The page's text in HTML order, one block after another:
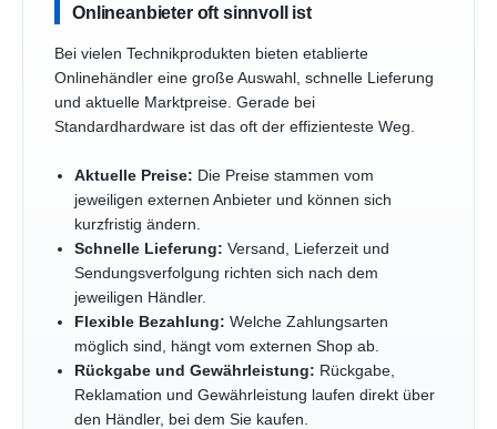
Onlineanbieter oft sinnvoll ist
Bei vielen Technikprodukten bieten etablierte
Onlinehändler eine große Auswahl, schnelle Lieferung
und aktuelle Marktpreise. Gerade bei
Standardhardware ist das oft der effizienteste Weg.
Aktuelle Preise: Die Preise stammen vom
jeweiligen externen Anbieter und können sich
kurzfristig ändern.
Schnelle Lieferung: Versand, Lieferzeit und
Sendungsverfolgung richten sich nach dem
jeweiligen Händler.
Flexible Bezahlung: Welche Zahlungsarten
möglich sind, hängt vom externen Shop ab.
Rückgabe und Gewährleistung: Rückgabe,
Reklamation und Gewährleistung laufen direkt über
den Händler, bei dem Sie kaufen.